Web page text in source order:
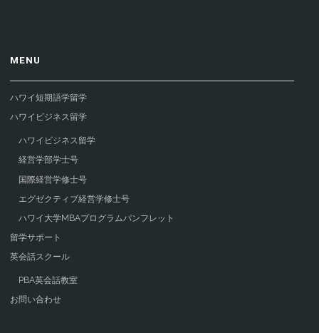
MENU
ハワイ短期語学留学
ハワイビジネス留学
ハワイビジネス留学
経営学部学士号
国際経営学修士号
エグゼクティブ経営学修士号
ハワイ大学MBAプログラムパンフレット
留学サポート
英会話スクール
PBA英会話教室
お問い合わせ